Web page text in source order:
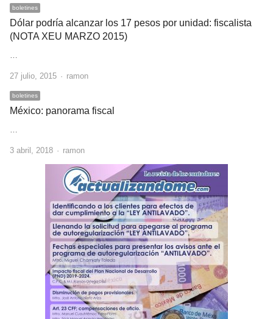
boletines
Dólar podría alcanzar los 17 pesos por unidad: fiscalista
(NOTA XEU MARZO 2015)
27 julio, 2015 Author
ramon
boletines
México: panorama fiscal
3 abril, 2018 Author
ramon